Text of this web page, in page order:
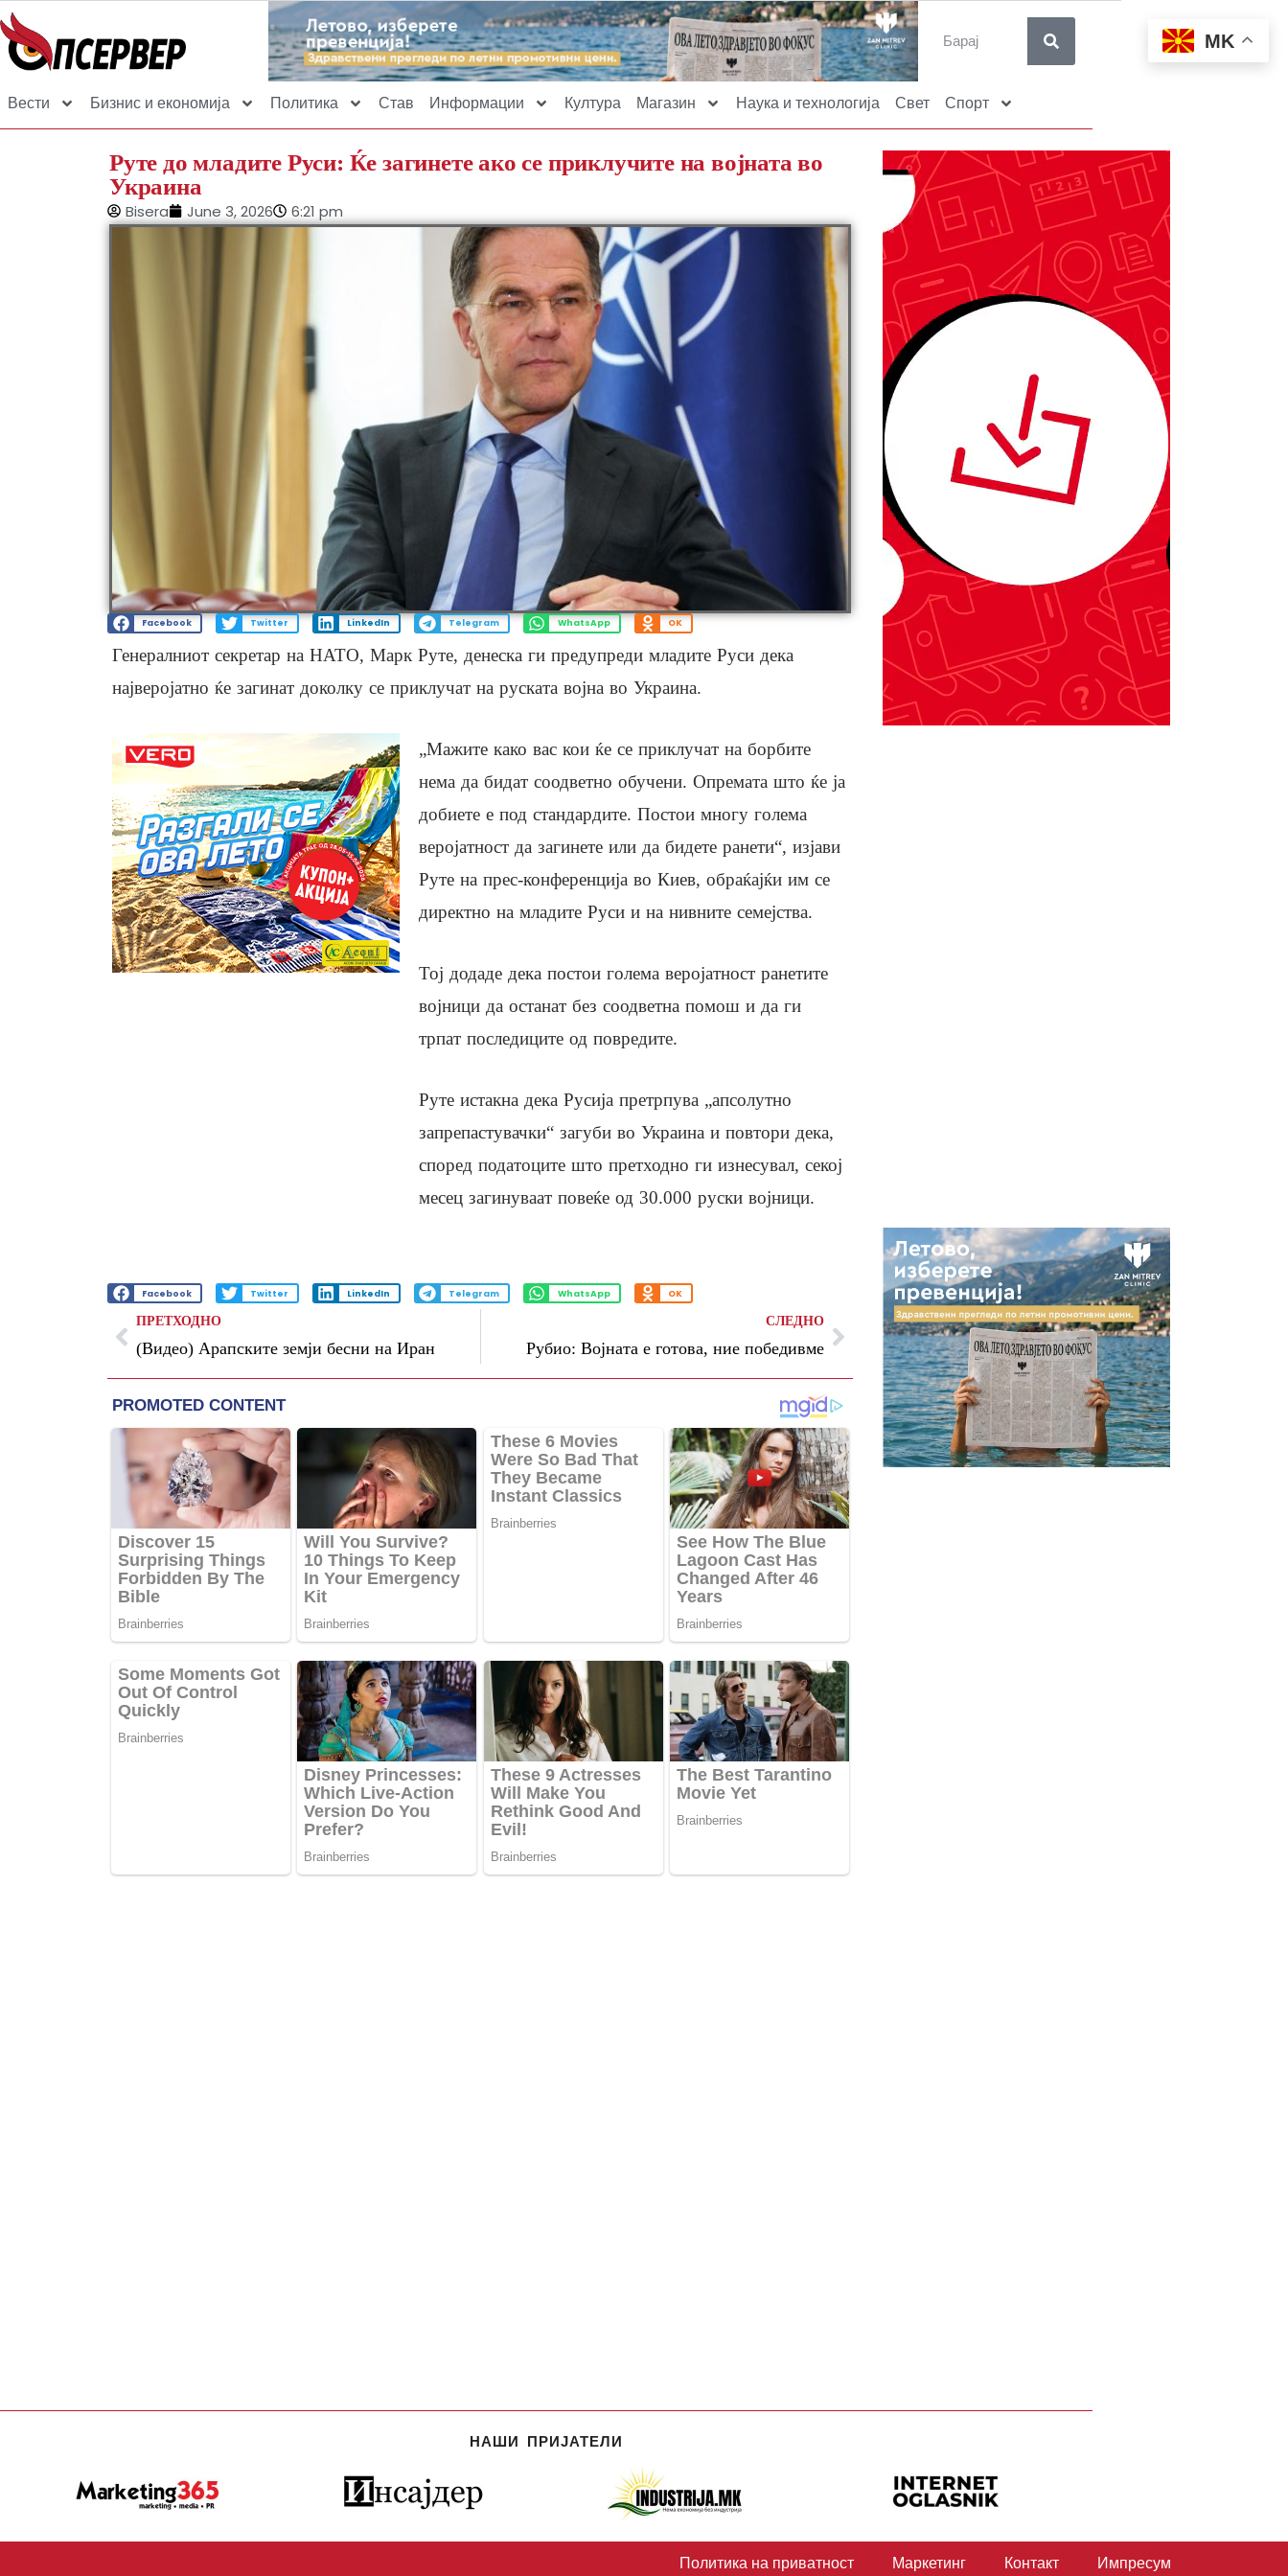
Вести Бизнис и економија Политика Став Информации Култура Магазин Наука и технологија Свет Спорт
Руте до младите Руси: Ќе загинете ако се приклучите на војната во
Украина
Bisera June 3, 2026 6:21 pm
Facebook Twitter LinkedIn Telegram WhatsApp OK
Генералниот секретар на НАТО, Марк Руте, денеска ги предупреди младите Руси дека
најверојатно ќе загинат доколку се приклучат на руската војна во Украина.
„Мажите како вас кои ќе се приклучат на борбите
нема да бидат соодветно обучени. Опремата што ќе ја
добиете е под стандардите. Постои многу голема
веројатност да загинете или да бидете ранети“, изјави
Руте на прес-конференција во Киев, обраќајќи им се
директно на младите Руси и на нивните семејства.
Тој додаде дека постои голема веројатност ранетите
војници да останат без соодветна помош и да ги
трпат последиците од повредите.
Руте истакна дека Русија претрпува „апсолутно
запрепастувачки“ загуби во Украина и повтори дека,
според податоците што претходно ги изнесувал, секој
месец загинуваат повеќе од 30.000 руски војници.
Facebook Twitter LinkedIn Telegram WhatsApp OK
ПРЕТХОДНО
(Видео) Арапските земји бесни на Иран
СЛЕДНО
Рубио: Војната е готова, ние победивме
НАШИ ПРИЈАТЕЛИ
Политика на приватност Маркетинг Контакт Импресум
MK